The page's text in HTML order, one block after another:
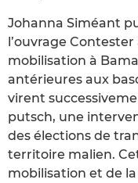
Johanna Siméant
l’ouvrage
mobilisation à
antérieures aux
virent
putsch, une
des élections de
territoire malien.
mobilisation et de